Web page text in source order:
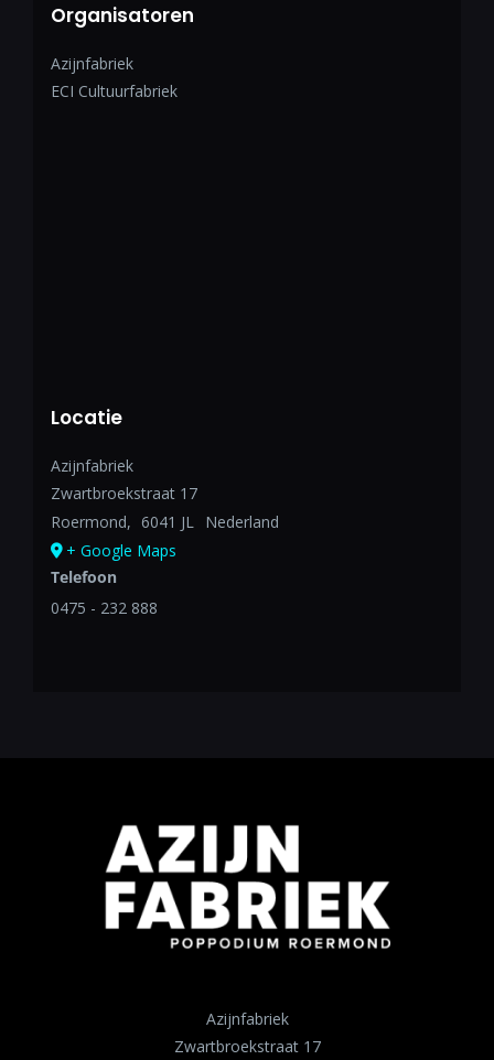
Organisatoren
Azijnfabriek
ECI Cultuurfabriek
Locatie
Azijnfabriek
Zwartbroekstraat 17
Roermond, 6041 JL
Nederland
+ Google Maps
Telefoon
0475 - 232 888
Azijnfabriek
Zwartbroekstraat 17